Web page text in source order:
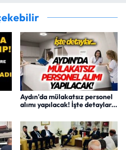
Aydın'da mülakatsız personel
alımı yapılacak! İşte detaylar...